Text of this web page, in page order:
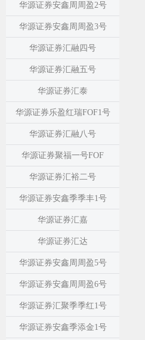
华源证券安鑫周周盈2号
华源证券安鑫周周盈3号
华源证券汇融四号
华源证券汇融五号
华源证券汇泰
华源证券乐盈红瑞FOF1号
华源证券汇融八号
华源证券聚福一号FOF
华源证券汇裕二号
华源证券安鑫季季丰1号
华源证券汇嘉
华源证券汇达
华源证券安鑫周周盈5号
华源证券安鑫周周盈6号
华源证券汇聚季季红1号
华源证券安鑫季添金1号